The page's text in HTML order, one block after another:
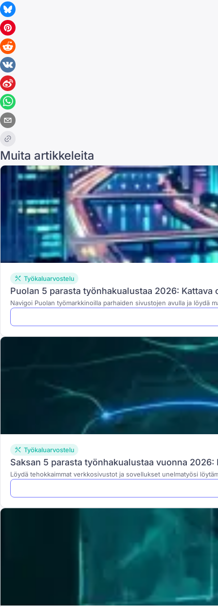
Muita artikkeleita
Työkaluarvostelu
Puolan 5 parasta työnhakualustaa 2026: Kattava
Navigoi Puolan työmarkkinoilla parhaiden sivustojen avulla ja löydä
Työkaluarvostelu
Saksan 5 parasta työnhakualustaa vuonna 2026:
Löydä tehokkaimmat verkkosivustot ja sovellukset unelmatyösi